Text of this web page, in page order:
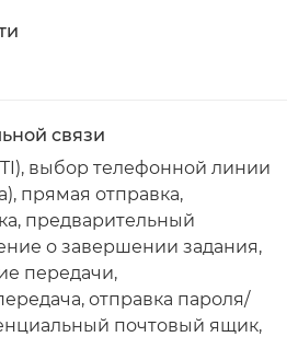
связи
выбор телефонной линии
прямая отправка,
предварительный
о завершении задания,
передачи,
отправка пароля/
почтовый ящик,